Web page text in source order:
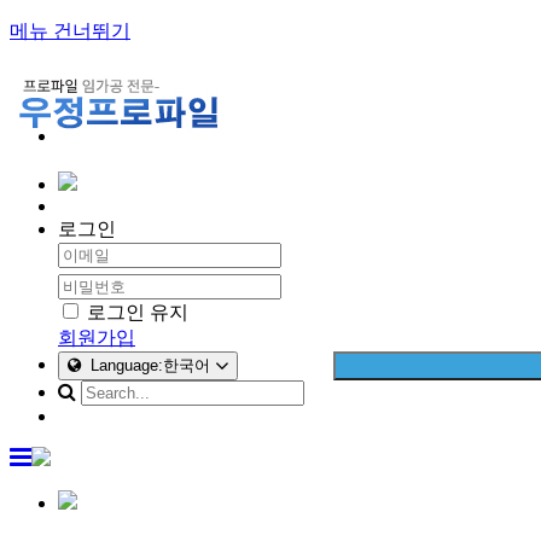
메뉴 건너뛰기
로그인
로그인 유지
회원가입
Language:한국어